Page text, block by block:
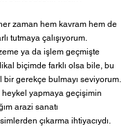
zaman hem kavram hem de
tutmaya çalışıyorum.
ya da işlem geçmişte
biçimde farklı olsa bile, bu
gerekçe bulmayı seviyorum.
heykel yapmaya geçişimin
arazi sanatı
çıkarma ihtiyacıydı.